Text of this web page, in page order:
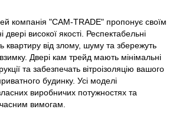
компанія "CAM-TRADE" пропонує своїм
високої якості. Респектабельні
квартиру від злому, шуму та збережуть
Двері кам трейд мають мінімальні
та забезпечать вітроізоляцію вашого
будинку. Усі моделі
виробничих потужностях та
вимогам.